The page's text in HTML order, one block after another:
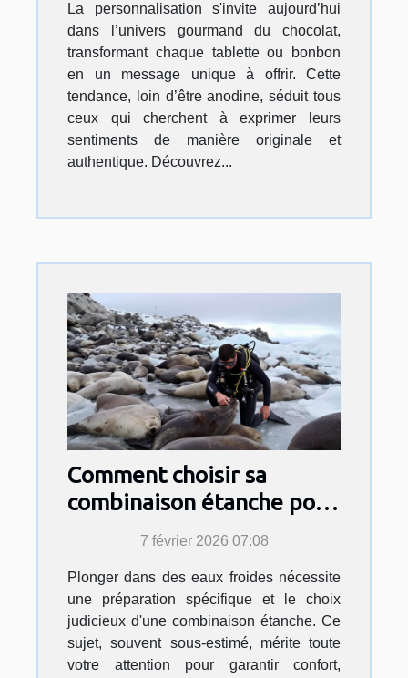
La personnalisation s'invite aujourd’hui
dans l’univers gourmand du chocolat,
transformant chaque tablette ou bonbon
en un message unique à offrir. Cette
tendance, loin d’être anodine, séduit tous
ceux qui cherchent à exprimer leurs
sentiments de manière originale et
authentique. Découvrez...
Comment choisir sa
combinaison étanche pour
des eaux froides ?
7 février 2026 07:08
Plonger dans des eaux froides nécessite
une préparation spécifique et le choix
judicieux d'une combinaison étanche. Ce
sujet, souvent sous-estimé, mérite toute
votre attention pour garantir confort,